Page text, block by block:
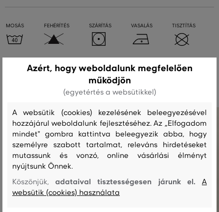
MOSÁS FEHÉRÍTÉS SZÁRÍTÁS VASALÁS TISZTÍTÁS
Ajánlott termékek
Azért, hogy weboldalunk megfelelően
működjön
(egyetértés a websütikkel)
A websütik (cookies) kezelésének beleegyezésével
hozzájárul weboldalunk fejlesztéséhez. Az „Elfogadom
mindet" gombra kattintva beleegyezik abba, hogy
személyre szabott tartalmat, releváns hirdetéseket
mutassunk és vonzó, online vásárlási élményt
nyújtsunk Önnek.
Köszönjük,adataival tisztességesen járunk el.A
websütik (cookies) használata